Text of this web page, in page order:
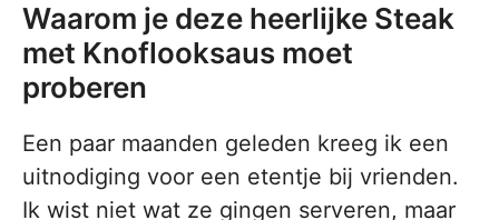
Waarom je deze heerlijke Steak
met Knoflooksaus moet
proberen
Een paar maanden geleden kreeg ik een
uitnodiging voor een etentje bij vrienden.
Ik wist niet wat ze gingen serveren, maar